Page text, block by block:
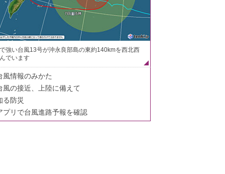
強い台風13号が沖永良部島の東約140kmを西北西
でいます
風情報のみかた
風の接近、上陸に備えて
る防災
プリで台風進路予報を確認